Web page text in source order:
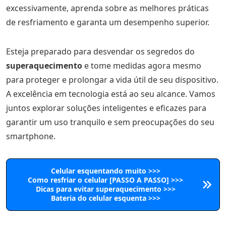
excessivamente, aprenda sobre as melhores práticas
de resfriamento e garanta um desempenho superior.
Esteja preparado para desvendar os segredos do
superaquecimento e tome medidas agora mesmo
para proteger e prolongar a vida útil de seu dispositivo.
A excelência em tecnologia está ao seu alcance. Vamos
juntos explorar soluções inteligentes e eficazes para
garantir um uso tranquilo e sem preocupações do seu
smartphone.
Celular esquentando muito >>>
Como resfriar o celular [PASSO A PASSO] >>>
Dicas para evitar superaquecimento >>>
Bateria do celular esquenta >>>